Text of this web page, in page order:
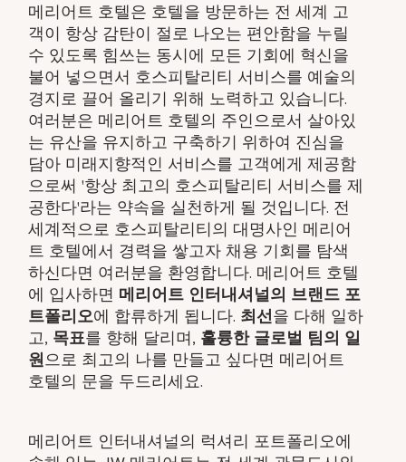
메리어트 호텔은 호텔을 방문하는 전 세계 고
객이 항상 감탄이 절로 나오는 편안함을 누릴
수 있도록 힘쓰는 동시에 모든 기회에 혁신을
불어 넣으면서 호스피탈리티 서비스를 예술의
경지로 끌어 올리기 위해 노력하고 있습니다.
여러분은 메리어트 호텔의 주인으로서 살아있
는 유산을 유지하고 구축하기 위하여 진심을
담아 미래지향적인 서비스를 고객에게 제공함
으로써 '항상 최고의 호스피탈리티 서비스를 제
공한다'라는 약속을 실천하게 될 것입니다. 전
세계적으로 호스피탈리티의 대명사인 메리어
트 호텔에서 경력을 쌓고자 채용 기회를 탐색
하신다면 여러분을 환영합니다. 메리어트 호텔
에 입사하면 메리어트 인터내셔널의 브랜드 포
트폴리오에 합류하게 됩니다. 최선을 다해 일하
고, 목표를 향해 달리며, 훌륭한 글로벌 팀의 일
원으로 최고의 나를 만들고 싶다면 메리어트
호텔의 문을 두드리세요.
메리어트 인터내셔널의 럭셔리 포트폴리오에